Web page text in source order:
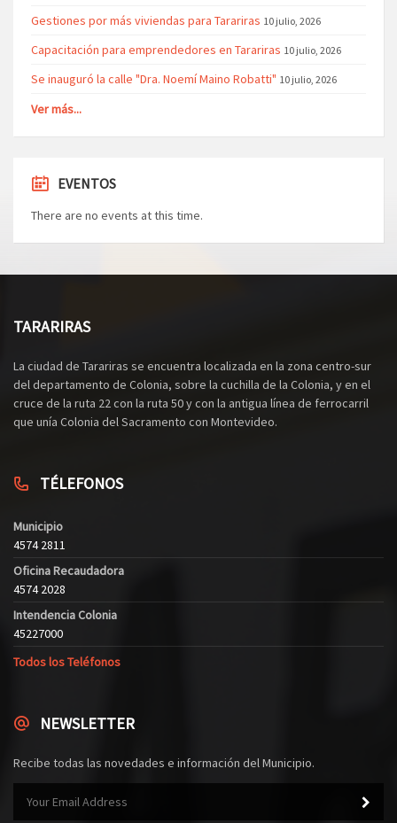
Gestiones por más viviendas para Tarariras 10 julio, 2026
Capacitación para emprendedores en Tarariras 10 julio, 2026
Se inauguró la calle "Dra. Noemí Maino Robatti" 10 julio, 2026
Ver más...
EVENTOS
There are no events at this time.
TARARIRAS
La ciudad de Tarariras se encuentra localizada en la zona centro-sur
del departamento de Colonia, sobre la cuchilla de la Colonia, y en el
cruce de la ruta 22 con la ruta 50 y con la antigua línea de ferrocarril
que unía Colonia del Sacramento con Montevideo.
TÉLEFONOS
Municipio
4574 2811
Oficina Recaudadora
4574 2028
Intendencia Colonia
45227000
Todos los Teléfonos
NEWSLETTER
Recibe todas las novedades e información del Municipio.